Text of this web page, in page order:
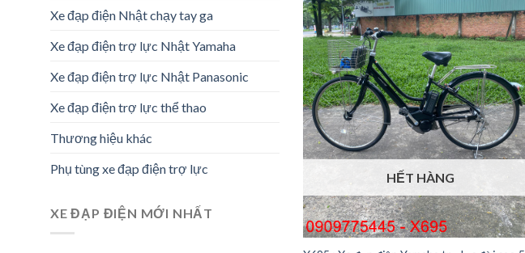
Xe đạp điện Nhật chạy tay ga
Xe đạp điện trợ lực Nhật Yamaha
Xe đạp điện trợ lực Nhật Panasonic
Xe đạp điện trợ lực thể thao
Thương hiệu khác
Phụ tùng xe đạp điện trợ lực
XE ĐẠP ĐIỆN MỚI NHẤT
HẾT HÀNG